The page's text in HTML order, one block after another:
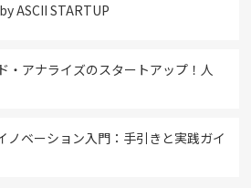
ASCII STARTUP
・アナライズのスタートアップ！人
ノベーション入門：手引きと実践ガイ